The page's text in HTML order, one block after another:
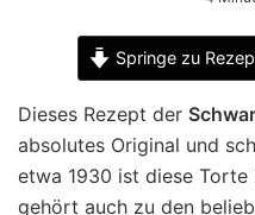
Springe zu
Dieses Rezept der
absolutes Original und
etwa 1930 ist diese Torte
gehört auch zu den